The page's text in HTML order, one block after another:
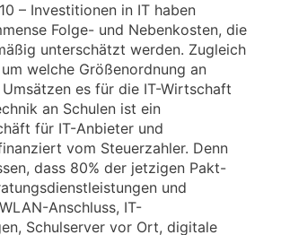
– Investitionen in IT haben
Folge- und Nebenkosten, die
unterschätzt werden. Zugleich
welche Größenordnung an
es für die IT-Wirtschaft
an Schulen ist ein
für IT-Anbieter und
vom Steuerzahler. Denn
dass 80% der jetzigen Pakt-
und
Anschluss, IT-
Schulserver vor Ort, digitale